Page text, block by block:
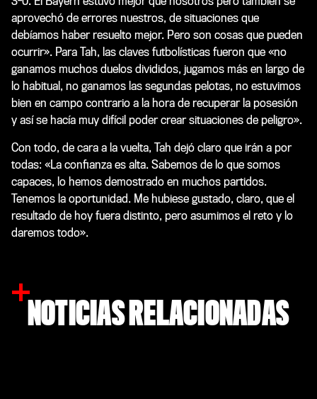
aprovechó de errores nuestros, de situaciones que
debíamos haber resuelto mejor. Pero son cosas que pueden
ocurrir». Para Tah, las claves futbolísticas fueron que «no
ganamos muchos duelos divididos, jugamos más en largo de
lo habitual, no ganamos las segundas pelotas, no estuvimos
bien en campo contrario a la hora de recuperar la posesión
y así se hacía muy difícil poder crear situaciones de peligro».
Con todo, de cara a la vuelta, Tah dejó claro que irán a por
todas: «La confianza es alta. Sabemos de lo que somos
capaces, lo hemos demostrado en muchos partidos.
Tenemos la oportunidad. Me hubiese gustado, claro, que el
resultado de hoy fuera distinto, pero asumimos el reto y lo
daremos todo».
NOTICIAS RELACIONADAS